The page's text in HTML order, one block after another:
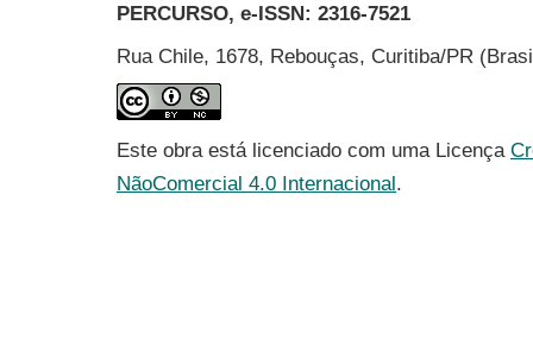
PERCURSO, e-ISSN: 2316-7521
Rua Chile, 1678, Rebouças, Curitiba/PR
Este obra está licenciado com uma Licença
NãoComercial 4.0 Internacional.